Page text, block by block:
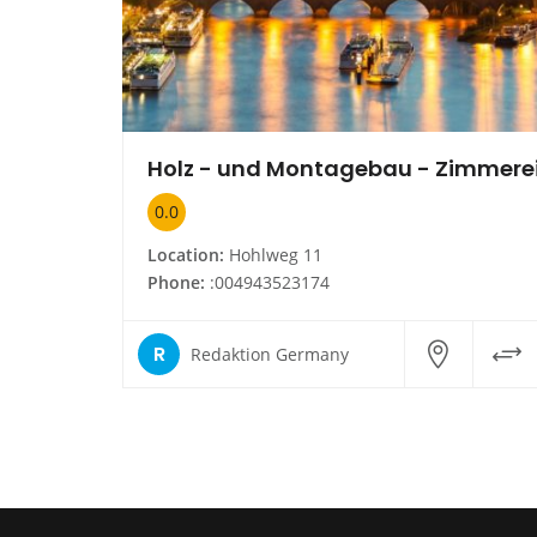
Holz - und Montagebau -
0.0
Location: Hohlweg 11
Phone: :004943523174
R Redaktion Germany